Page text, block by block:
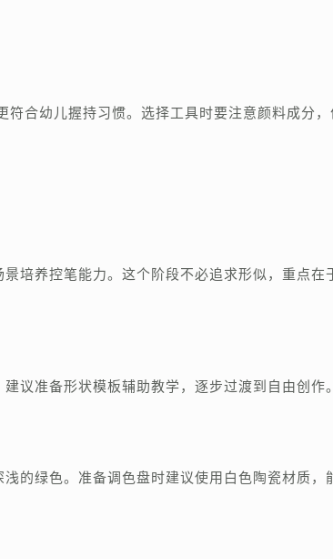
合幼儿握持习惯。选择工具时要注意颜料成分，
培养控笔能力。这个阶段不必追求形似，重点在
议准备形状模板辅助教学，逐步过渡到自由创作。
的绿色。准备调色盘时建议使用白色陶瓷材质，